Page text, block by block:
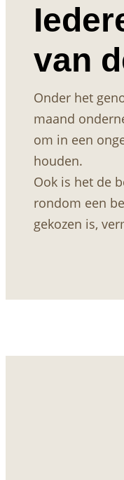
van
Onder het
maand
om in een
houden.
Ook is het de
rondom een
gekozen is,